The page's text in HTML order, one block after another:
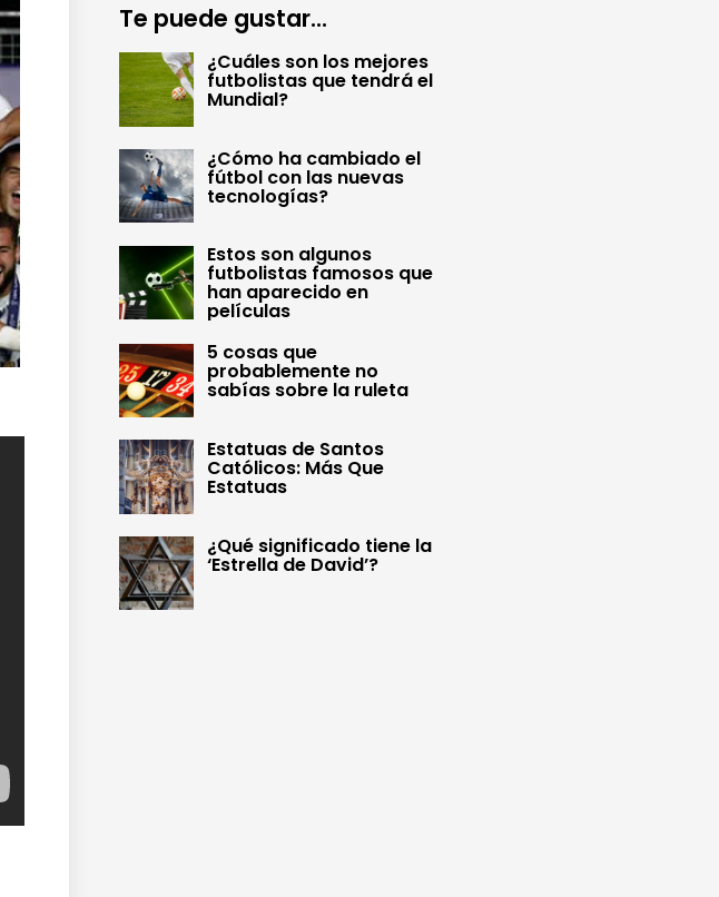
Te puede gustar...
¿Cuáles son los mejores
futbolistas que tendrá el
Mundial?
¿Cómo ha cambiado el
fútbol con las nuevas
tecnologías?
Estos son algunos
futbolistas famosos que
han aparecido en
películas
5 cosas que
probablemente no
sabías sobre la ruleta
Estatuas de Santos
Católicos: Más Que
Estatuas
¿Qué significado tiene la
‘Estrella de David’?